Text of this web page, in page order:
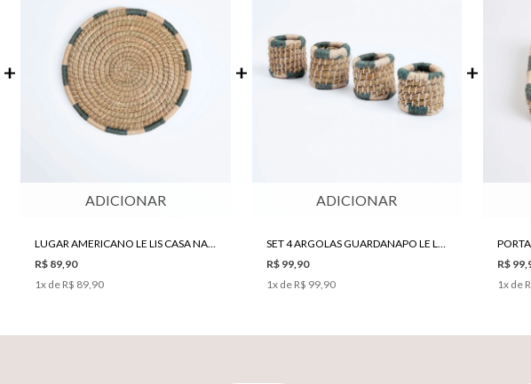
ADICIONAR
LUGAR AMERICANO LE LIS CASA NAU II
R$ 89,90
1x de R$ 89,90
ADICIONAR
SET 4 ARGOLAS GUARDANAPO LE LIS CASA NAU II
R$ 99,90
1x de R$ 99,90
R$
1x de